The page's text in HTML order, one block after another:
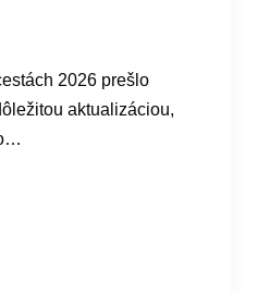
2026 prešlo
aktualizáciou,